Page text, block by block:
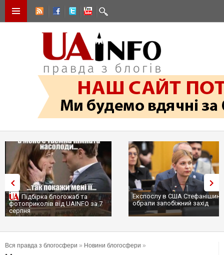
Підбірка блогожаб та
фотоприколів від UAINFO за 7
серпня
Експослу в США
обрали запобіжний захід
Вся правда з блогосфери » Новини блогосфери »